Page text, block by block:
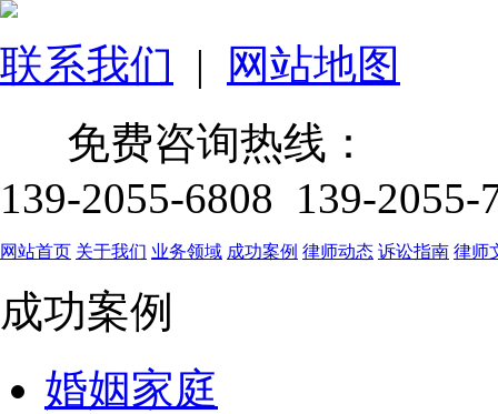
联系我们 |
网站地图
免费咨询热线：
139-2055-6808 139-2055-
网站首页 关于我们 业务领域 成功案例 律师动态 诉讼指南 律师
成功案例
婚姻家庭